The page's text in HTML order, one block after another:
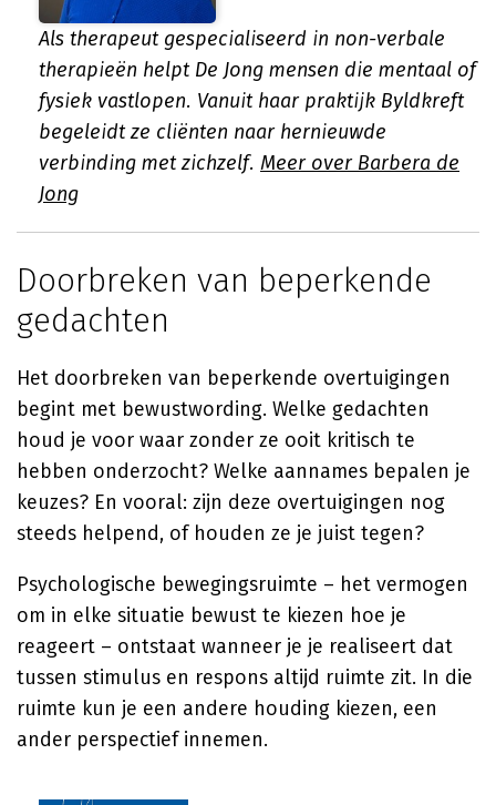
Als therapeut gespecialiseerd in non-verbale
therapieën helpt De Jong mensen die mentaal of
fysiek vastlopen. Vanuit haar praktijk Byldkreft
begeleidt ze cliënten naar hernieuwde
verbinding met zichzelf. Meer over Barbera de
Jong
Doorbreken van beperkende
gedachten
Het doorbreken van beperkende overtuigingen
begint met bewustwording. Welke gedachten
houd je voor waar zonder ze ooit kritisch te
hebben onderzocht? Welke aannames bepalen je
keuzes? En vooral: zijn deze overtuigingen nog
steeds helpend, of houden ze je juist tegen?
Psychologische bewegingsruimte – het vermogen
om in elke situatie bewust te kiezen hoe je
reageert – ontstaat wanneer je je realiseert dat
tussen stimulus en respons altijd ruimte zit. In die
ruimte kun je een andere houding kiezen, een
ander perspectief innemen.